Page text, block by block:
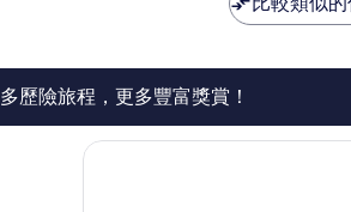
則
價
價
歷險旅程，更多豐富獎賞！